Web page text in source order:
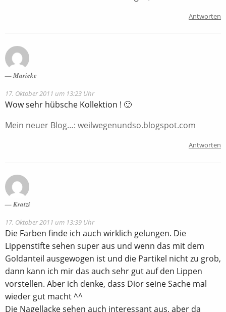
Antworten
Marieke
17. Oktober 2011 um 13:23 Uhr
Wow sehr hübsche Kollektion ! 🙂
Mein neuer Blog…: weilwegenundso.blogspot.com
Antworten
Kratzi
17. Oktober 2011 um 13:39 Uhr
Die Farben finde ich auch wirklich gelungen. Die
Lippenstifte sehen super aus und wenn das mit dem
Goldanteil ausgewogen ist und die Partikel nicht zu grob,
dann kann ich mir das auch sehr gut auf den Lippen
vorstellen. Aber ich denke, dass Dior seine Sache mal
wieder gut macht ^^
Die Nagellacke sehen auch interessant aus, aber da